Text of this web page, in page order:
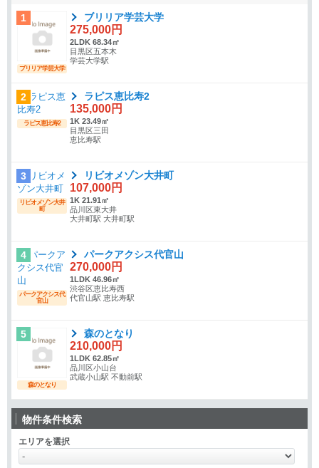
1
ブリリア学芸大学
ブリリア学芸大学
275,000円
2LDK 68.34㎡
目黒区五本木
学芸大学駅
2
ラピス恵比寿2
ラピス恵比寿2
135,000円
1K 23.49㎡
目黒区三田
恵比寿駅
3
リビオメゾン大井
町
リビオメゾン大井町
107,000円
1K 21.91㎡
品川区東大井
大井町駅 大井町駅
4
パークアクシス代
官山
パークアクシス代官山
270,000円
1LDK 46.96㎡
渋谷区恵比寿西
代官山駅 恵比寿駅
5
森のとなり
森のとなり
210,000円
1LDK 62.85㎡
品川区小山台
武蔵小山駅 不動前駅
物件条件検索
エリアを選択